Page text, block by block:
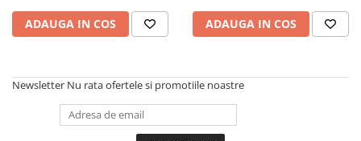
Roboți Curătenie
Roboți Aspirator
Roboți Gradină
Roboți Piscină
Accesorii Consumabile
ADAUGA IN COS ADAUGA IN COS
Newsletter Nu rata ofertele si promotiile noastre